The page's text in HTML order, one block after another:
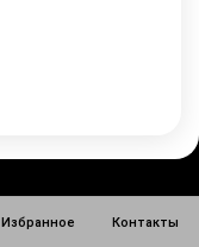
Избранное
Контакты